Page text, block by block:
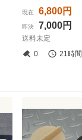
現在 6,800円
即決 7,000円
送料未定
0
21時間